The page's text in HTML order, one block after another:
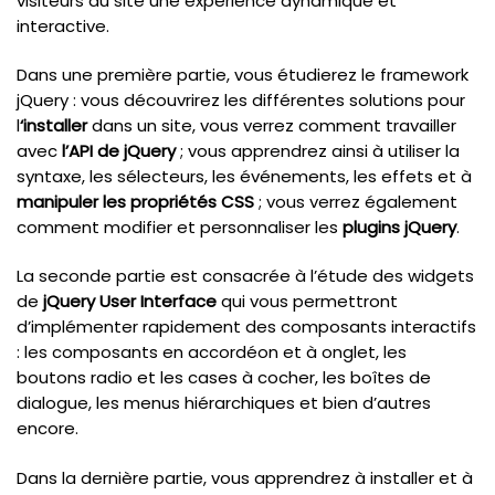
interactive.
Dans une première partie, vous étudierez le framework
jQuery : vous découvrirez les différentes solutions pour
l‘installerdans un site, vous verrez comment travailler
avecl’API de jQuery; vous apprendrez ainsi à utiliser la
syntaxe, les sélecteurs, les événements, les effets et à
manipuler les propriétés CSS; vous verrez également
comment modifier et personnaliser les plugins jQuery.
La seconde partie est consacrée à l’étude des widgets
de jQueryUser Interfacequi vous permettront
d’implémenter rapidement des composants interactifs
: les composants en accordéon et à onglet, les
boutons radio et les cases à cocher, les boîtes de
dialogue, les menus hiérarchiques et bien d’autres
encore.
Dans la dernière partie, vous apprendrez à installer et à